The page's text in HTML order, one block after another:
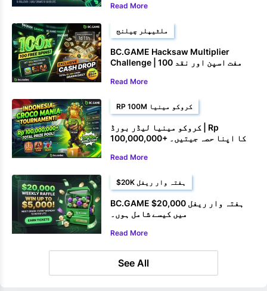
Read More
ملٹیپلر چیلنج
BC.GAME Hacksaw Multiplier
Challenge | 100 مفت اسپن اور نقد
Read More
RP 100M کروکو مینیا
کروکو مینیا لیڈر بورڈ | Rp
100,000,000+ کا اپنا حصہ جیتیں۔
Read More
$20K ہفتہ وار ریفل
BC.GAME $20,000 ہفتہ وار ریفل
میں کیسے شامل ہوں۔
Read More
See All